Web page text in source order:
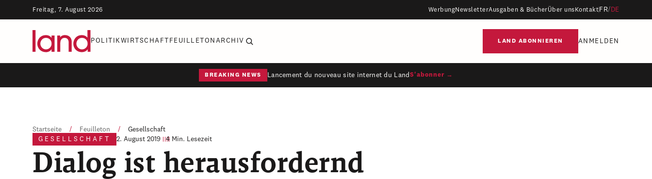
Freitag, 7. August 2026 WerbungNewsletterAusgaben & BücherÜber uns Kontakt FR/ DE
POLITIKWIRTSCHAFT FEUILLETON ARCHIV LAND ABONNIEREN ANMELDEN
BREAKING NEWS Lancement du nouveau site internet du Land S'abonner →
Startseite / Feuilleton /
Gesellschaft
GESELLSCHAFT
2. August 2019 4 Min. Lesezeit
Dialog ist herausfordernd